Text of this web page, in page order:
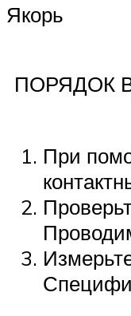
Якорь
ПОРЯДОК
При